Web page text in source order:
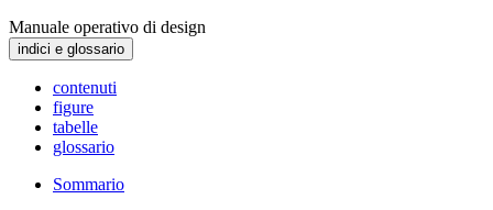
Manuale operativo di design
indici e glossario
contenuti
figure
tabelle
glossario
Sommario